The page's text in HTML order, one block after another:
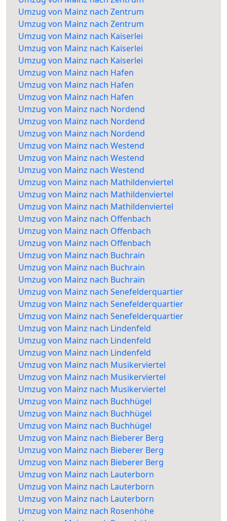
Umzug von Mainz nach Zentrum
Umzug von Mainz nach Zentrum
Umzug von Mainz nach Kaiserlei
Umzug von Mainz nach Kaiserlei
Umzug von Mainz nach Kaiserlei
Umzug von Mainz nach Hafen
Umzug von Mainz nach Hafen
Umzug von Mainz nach Hafen
Umzug von Mainz nach Nordend
Umzug von Mainz nach Nordend
Umzug von Mainz nach Nordend
Umzug von Mainz nach Westend
Umzug von Mainz nach Westend
Umzug von Mainz nach Westend
Umzug von Mainz nach Mathildenviertel
Umzug von Mainz nach Mathildenviertel
Umzug von Mainz nach Mathildenviertel
Umzug von Mainz nach Offenbach
Umzug von Mainz nach Offenbach
Umzug von Mainz nach Offenbach
Umzug von Mainz nach Buchrain
Umzug von Mainz nach Buchrain
Umzug von Mainz nach Buchrain
Umzug von Mainz nach Senefelderquartier
Umzug von Mainz nach Senefelderquartier
Umzug von Mainz nach Senefelderquartier
Umzug von Mainz nach Lindenfeld
Umzug von Mainz nach Lindenfeld
Umzug von Mainz nach Lindenfeld
Umzug von Mainz nach Musikerviertel
Umzug von Mainz nach Musikerviertel
Umzug von Mainz nach Musikerviertel
Umzug von Mainz nach Buchhügel
Umzug von Mainz nach Buchhügel
Umzug von Mainz nach Buchhügel
Umzug von Mainz nach Bieberer Berg
Umzug von Mainz nach Bieberer Berg
Umzug von Mainz nach Bieberer Berg
Umzug von Mainz nach Lauterborn
Umzug von Mainz nach Lauterborn
Umzug von Mainz nach Lauterborn
Umzug von Mainz nach Rosenhöhe